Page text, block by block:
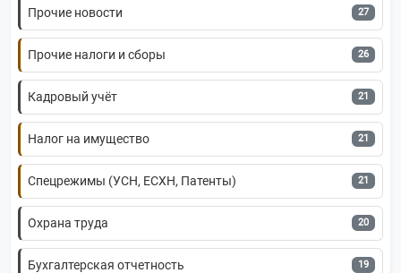
Прочие новости 27
Прочие налоги и сборы 26
Кадровый учёт 21
Налог на имущество 21
Спецрежимы (УСН, ЕСХН, Патенты) 21
Охрана труда 20
Бухгалтерская отчетность 19